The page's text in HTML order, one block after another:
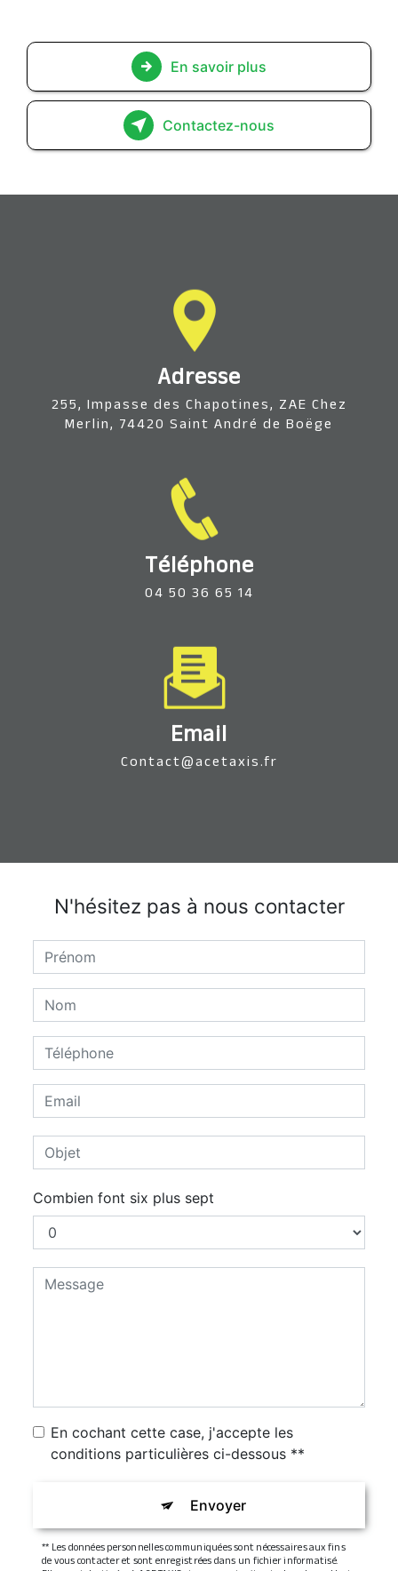
En savoir plus
Contactez-nous
Adresse
255, Impasse des Chapotines, ZAE Chez
Merlin, 74420 Saint André de Boëge
Téléphone
04 50 36 65 14
Email
contact@acetaxis.fr
N'hésitez pas à nous contacter
Combien font six plus sept
En cochant cette case, j'accepte les
conditions particulières ci-dessous **
Envoyer
** Les données personnelles communiquées sont nécessaires aux fins
de vous contacter et sont enregistrées dans un fichier informatisé.